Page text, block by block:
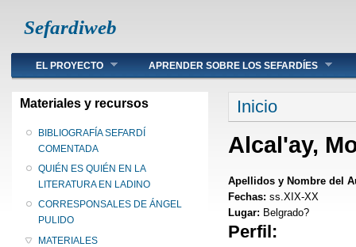
Sefardiweb
Main menu
EL PROYECTO APRENDER SOBRE LOS SEFARDÍES
Materiales y recursos
BIBLIOGRAFÍA SEFARDÍ
COMENTADA
QUIÉN ES QUIÉN EN LA
LITERATURA EN LADINO
CORRESPONSALES DE ÁNGEL
PULIDO
MATERIALES
Se encuentra
Inicio
Alcal'ay,
Apellidos y Nombre del
Fechas: ss.XIX-XX
Lugar: Belgrado?
Perfil: